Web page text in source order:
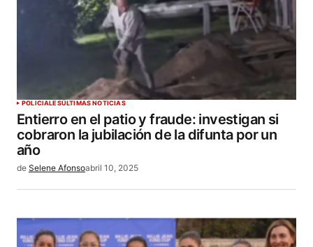
POLICIALESÚLTIMAS NOTICIAS
Entierro en el patio y fraude: investigan si
cobraron la jubilación de la difunta por un
año
de Selene Afonsoabril 10, 2025